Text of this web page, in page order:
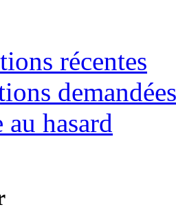
récentes
au hasard